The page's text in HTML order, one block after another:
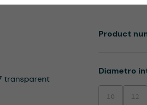
Select
Diametro
10(This option
12
Product